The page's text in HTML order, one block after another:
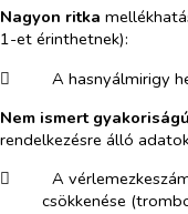
Nagyon ritka
1-et érinthetnek):
​
A hasnyálmirigy
Nem ismert gyakoriságú
rendelkezésre álló
​
A
csökkenése